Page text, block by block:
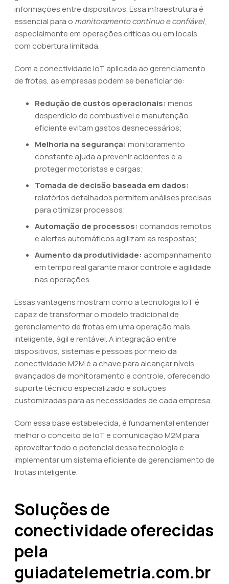
informações entre dispositivos. Essa infraestrutura é
essencial para o monitoramento contínuo e confiável,
especialmente em operações críticas ou em locais
com cobertura limitada.
Com a conectividade IoT aplicada ao gerenciamento
de frotas, as empresas podem se beneficiar de:
Redução de custos operacionais: menos
desperdício de combustível e manutenção
eficiente evitam gastos desnecessários;
Melhoria na segurança: monitoramento
constante ajuda a prevenir acidentes e a
proteger motoristas e cargas;
Tomada de decisão baseada em dados:
relatórios detalhados permitem análises precisas
para otimizar processos;
Automação de processos: comandos remotos
e alertas automáticos agilizam as respostas;
Aumento da produtividade: acompanhamento
em tempo real garante maior controle e agilidade
nas operações.
Essas vantagens mostram como a tecnologia IoT é
capaz de transformar o modelo tradicional de
gerenciamento de frotas em uma operação mais
inteligente, ágil e rentável. A integração entre
dispositivos, sistemas e pessoas por meio da
conectividade M2M é a chave para alcançar níveis
avançados de monitoramento e controle, oferecendo
suporte técnico especializado e soluções
customizadas para as necessidades de cada empresa.
Com essa base estabelecida, é fundamental entender
melhor o conceito de IoT e comunicação M2M para
aproveitar todo o potencial dessa tecnologia e
implementar um sistema eficiente de gerenciamento de
frotas inteligente.
Soluções de
conectividade oferecidas
pela
guiadatelemetria.com.br